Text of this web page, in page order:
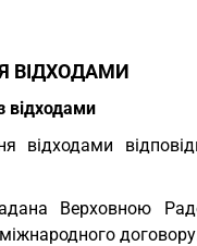
ВІДХОДАМИ
відходами
відходами
Верховною